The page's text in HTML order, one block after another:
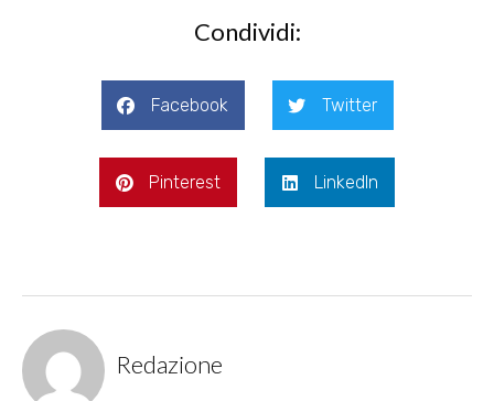
Condividi:
Facebook Twitter
Pinterest LinkedIn
Redazione